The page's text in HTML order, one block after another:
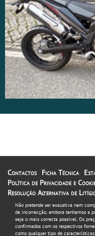
Contactos Ficha Técnica
Política de Privacidade e
Resolução Alternativa de
Não pretende ser exaustiva nem
de incorrecção, embora tenhamos a
seja o mais correcta possível. Os
confirmados com os respectivos
como qualquer tipo de